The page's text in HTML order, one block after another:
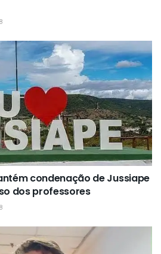
condenação de Jussiape
dos professores